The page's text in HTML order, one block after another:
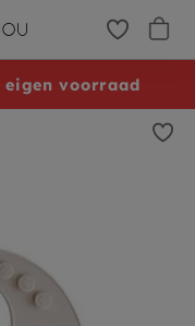
eigen voorraad